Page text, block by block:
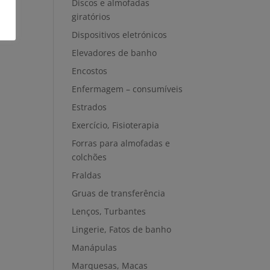
Discos e almofadas
giratórios
Dispositivos eletrónicos
Elevadores de banho
Encostos
Enfermagem – consumíveis
Estrados
Exercício, Fisioterapia
Forras para almofadas e
colchões
Fraldas
Gruas de transferência
Lenços, Turbantes
Lingerie, Fatos de banho
Manápulas
Marquesas, Macas